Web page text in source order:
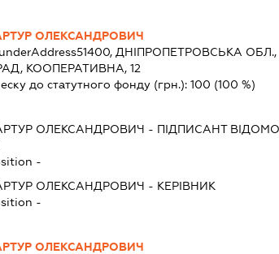
ОЛЕКСАНДРОВИЧ
51400, ДНІПРОПЕТРОВСЬКА ОБЛ.,
КООПЕРАТИВНА, 12
до статутного фонду (грн.): 100 (100 %)
ОЛЕКСАНДРОВИЧ - ПІДПИСАНТ
-
ОЛЕКСАНДРОВИЧ - КЕРІВНИК
-
ОЛЕКСАНДРОВИЧ